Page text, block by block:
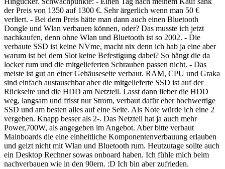
der Preis von 1350 auf 1300 €. Sehr ärgerlich wenn man 50 €
verliert. - Bei dem Preis hätte man dann auch einen Bluetooth
Dongle und Wlan verbauen können, oder? Das musste ich jetzt
nachkaufen, denn ohne Wlan und Bluetooth ist so 2002. - Die
verbaute SSD ist keine NVme, macht nix denn ich hab ja eine aber
warum ist bei dem Slot keine Befestigung dabei? So hängt die da
locker rum und die mitgelieferten Schrauben passen nicht. - Das
meiste ist gut an einer Gehäuseseite verbaut. RAM, CPU und Graka
sind einfach austauschbar aber die mitgelieferte SSD ist auf der
Rückseite und die HDD am Netzteil. Lasst dann lieber die HDD
weg, langsam und frisst nur Strom, verbaut dafür eher hochwertige
SSD und am besten alles auf eine Seite. Als Note würde ich eine 2
vergeben. Knapp besser als 2-. Das Netzteil hat ja auch mehr
Power,700W, als angegeben im Angebot. Aber bitte verbaut
Mainboards die eine einheitliche Komponentenverbauung erlauben
und geizt nicht mit Wlan und Bluetooth rum. Heutzutage sollte auch
ein Desktop Rechner sowas onboard haben. Ich fühle mich beim
nachverbauen wie in den 90ern. :D Ich bin aber zufrieden.